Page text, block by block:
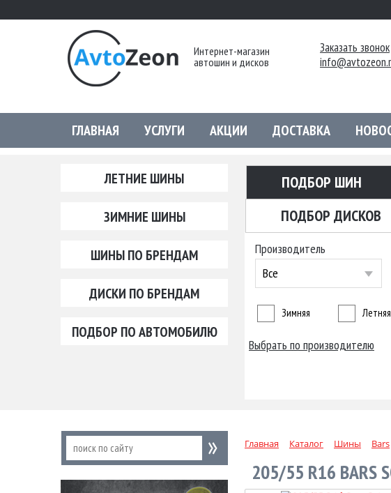
Интернет-магазин
автошин и дисков
Заказать звонок
ГЛАВНАЯ УСЛУГИ АКЦИИ ДОСТАВКА
ЛЕТНИЕ ШИНЫ
ЗИМНИЕ ШИНЫ
ШИНЫ ПО БРЕНДАМ
ДИСКИ ПО БРЕНДАМ
ПОДБОР ПО АВТОМОБИЛЮ
ПОДБОР ШИН
ПОДБОР ДИСКОВ
Производитель
Все
Зимняя Летняя
Выбрать по производителю
Главная Каталог Шины Bars
205/55 R16 BARS